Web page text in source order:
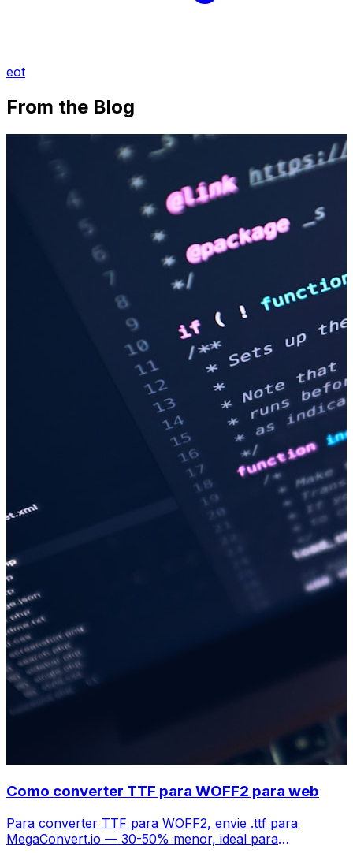
eot
From the Blog
Como converter TTF para WOFF2 para web
Para converter TTF para WOFF2, envie .ttf para
MegaConvert.io — 30-50% menor, ideal para